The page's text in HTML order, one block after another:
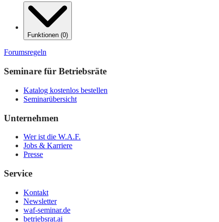
Funktionen (0)
Forumsregeln
Seminare für Betriebsräte
Katalog kostenlos bestellen
Seminarübersicht
Unternehmen
Wer ist die W.A.F.
Jobs & Karriere
Presse
Service
Kontakt
Newsletter
waf-seminar.de
betriebsrat.ai